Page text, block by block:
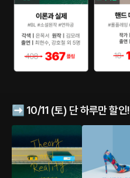
➡️ 10/11 (토) 단 하루만 할인!